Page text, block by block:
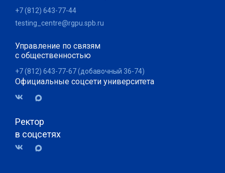
+7 (812) 643-77-44
testing_centre@rgpu.spb.ru
Управление по связям
с общественностью
+7 (812) 643-77-67 (добавочный 36-74)
Официальные соцсети университета
Ректор
в соцсетях